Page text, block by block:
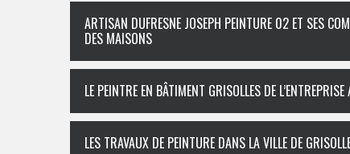
ARTISAN DUFRESNE JOSEPH PEINTURE 02 ET SES
DES MAISONS
LE PEINTRE EN BÂTIMENT GRISOLLES DE
LES TRAVAUX DE PEINTURE DANS LA VILLE DE